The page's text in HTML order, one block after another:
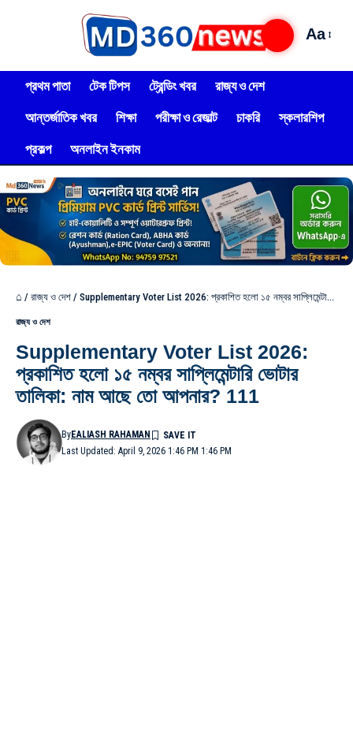
Aa
প্রথম পাতা টেক টিপস ট্রেন্ডিং খবর
রাজ্য ও দেশ
আন্তর্জাতিক খবর
শিক্ষা পরীক্ষা ও রেজাল্ট চাকরি
স্কলারশিপ
প্রকল্প
অনলাইন ইনকাম
⌂ / রাজ্য ও দেশ / Supplementary Voter List 2026: প্রকাশিত হলো ১৫ নম্বর সাপ্লিমেন্টারি ভোটার তালিকা: নাম আছে তো আপনার? 111
রাজ্য ও দেশ
Supplementary Voter List 2026:
প্রকাশিত হলো ১৫ নম্বর সাপ্লিমেন্টারি ভোটার
তালিকা: নাম আছে তো আপনার? 111
Last Updated: April 9, 2026 1:46 PM 1:46 PM
ByEALIASH RAHAMAN